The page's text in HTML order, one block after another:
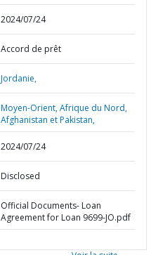
2024/07/24
Accord de prêt
Jordanie,
Moyen-Orient, Afrique du Nord,
Afghanistan et Pakistan,
2024/07/24
Disclosed
Official Documents- Loan
Agreement for Loan 9699-JO.pdf